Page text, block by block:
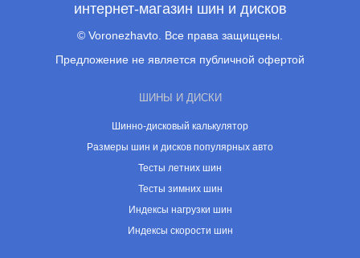
интернет-магазин шин и дисков
© Voronezhavto. Все права защищены.
Предложение не является публичной офертой
ШИНЫ И ДИСКИ
Шинно-дисковый калькулятор
Размеры шин и дисков популярных авто
Тесты летних шин
Тесты зимних шин
Индексы нагрузки шин
Индексы скорости шин